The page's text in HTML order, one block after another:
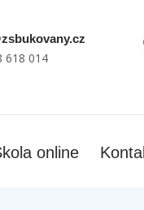
618 014
online